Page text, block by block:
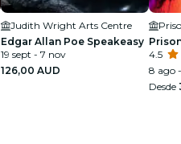
Judith Wright Arts Centre
Edgar Allan Poe Speakeasy
19 sept - 7 nov
126,00 AUD
4.5
8 ago
Desde